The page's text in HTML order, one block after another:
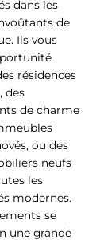
dans les
de
Ils vous
résidences
des
de charme
ou des
neufs
les
modernes.
se
une grande